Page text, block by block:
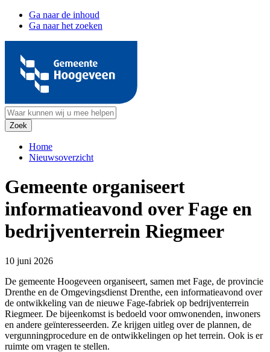
Ga naar de inhoud
Ga naar het zoeken
Home
Nieuwsoverzicht
Gemeente organiseert
informatieavond over Fage en
bedrijventerrein Riegmeer
10 juni 2026
De gemeente Hoogeveen organiseert, samen met Fage, de provincie
Drenthe en de Omgevingsdienst Drenthe, een informatieavond over
de ontwikkeling van de nieuwe Fage-fabriek op bedrijventerrein
Riegmeer. De bijeenkomst is bedoeld voor omwonenden, inwoners
en andere geïnteresseerden. Ze krijgen uitleg over de plannen, de
vergunningprocedure en de ontwikkelingen op het terrein. Ook is er
ruimte om vragen te stellen.